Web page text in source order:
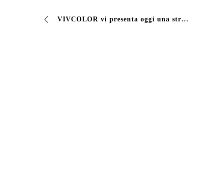
VIVCOLOR vi presenta oggi una struttura edile verniciata con l’effetto FERRO CORTEN. Questo trattamento ha la particolarità di offrire svariate possibilità crom…